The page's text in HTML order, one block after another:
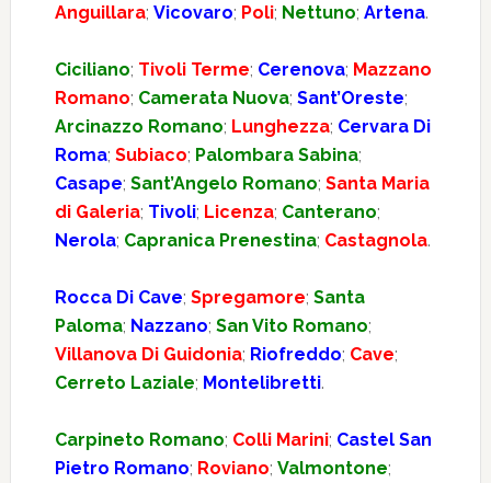
Anguillara; Vicovaro; Poli; Nettuno; Artena.
Ciciliano; Tivoli Terme; Cerenova; Mazzano
Romano; Camerata Nuova; Sant’Oreste;
Arcinazzo Romano; Lunghezza; Cervara Di
Roma; Subiaco; Palombara Sabina;
Casape; Sant’Angelo Romano; Santa Maria
di Galeria; Tivoli; Licenza; Canterano;
Nerola; Capranica Prenestina; Castagnola.
Rocca Di Cave; Spregamore; Santa
Paloma; Nazzano; San Vito Romano;
Villanova Di Guidonia; Riofreddo; Cave;
Cerreto Laziale; Montelibretti.
Carpineto Romano; Colli Marini; Castel San
Pietro Romano; Roviano; Valmontone;